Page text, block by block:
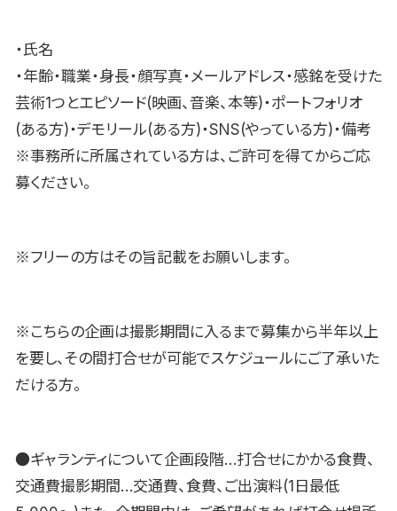
・氏名
・年齢・職業・身長・顔写真・メールアドレス・感銘を受けた
芸術1つとエピソード(映画、音楽、本等)・ポートフォリオ
(ある方)・デモリール(ある方)・SNS(やっている方)・備考
※事務所に所属されている方は、ご許可を得てからご応
募ください。
※フリーの方はその旨記載をお願いします。
※こちらの企画は撮影期間に入るまで募集から半年以上
を要し、その間打合せが可能でスケジュールにご了承いた
だける方。
●ギャランティについて企画段階…打合せにかかる食費、
交通費撮影期間…交通費、食費、ご出演料(1日最低